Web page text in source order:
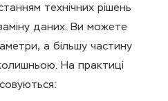
технічних рішень
даних. Ви можете
а більшу частину
На практиці